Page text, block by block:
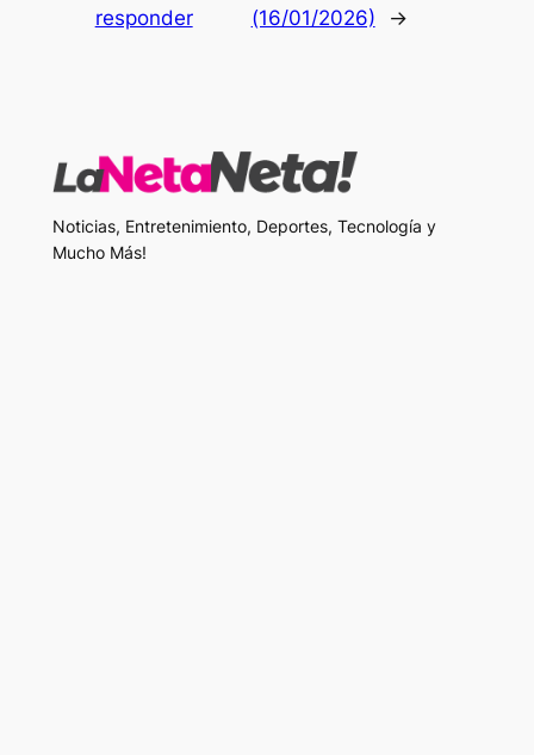
responder
(16/01/2026)
→
Noticias, Entretenimiento, Deportes, Tecnología y
Mucho Más!